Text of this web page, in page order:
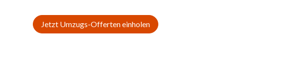
Jetzt Umzugs-Offerten einholen